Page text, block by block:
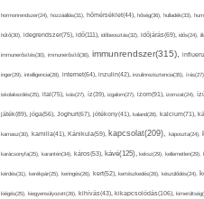
hormonrendszer(24), hozzáállás(31), hőmérséklet(44), hőség(36), hulladék(33),
hűtő(30), idegrendszer(75), idő(111), időbeosztás(32), időjárás(69), idős(24),
immunerősítés(30), immunerősítő(36), immunrendszer(315),
inger(29), intelligencia(28), internet(64), inzulin(42), inzulinrezisztencia(35), írás(27),
iskolakezdés(25), ital(75), ivás(27), íz(39), izgalom(27), izom(91), izomzat(24),
játék(89), jóga(56), Joghurt(67), jótékony(41), kaland(28), kalcium(71),
kamasz(30), kamilla(41), Kánikula(59), kapcsolat(209), káposzta(24),
karácsonyfa(25), karantén(34), káros(53), kávé(125), keksz(29), kellemetlen(29),
kérdés(31), kerékpár(25), keringés(26), kert(52), kertészkedés(26), készülődés(24),
kiégés(25), kiegyensúlyozott(26), kihívás(43), kikapcsolódás(106),